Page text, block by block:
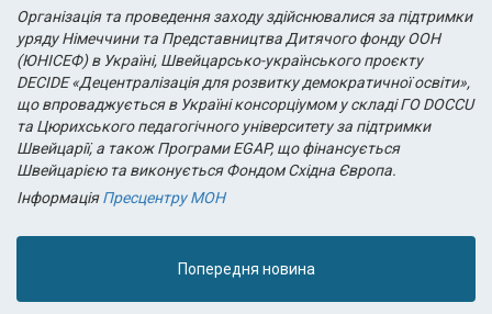
Організація та проведення заходу здійснювалися за підтримки
уряду Німеччини та Представництва Дитячого фонду ООН
(ЮНІСЕФ) в Україні, Швейцарсько-українського проєкту
DECIDE «Децентралізація для розвитку демократичної освіти»,
що впроваджується в Україні консорціумом у складі ГО DOCCU
та Цюрихського педагогічного університету за підтримки
Швейцарії, а також Програми EGAP, що фінансується
Швейцарією та виконується Фондом Східна Європа.
ІнформаціяПресцентру МОН
Попередня новина